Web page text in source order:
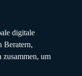
digitale
Beratern,
zusammen, um